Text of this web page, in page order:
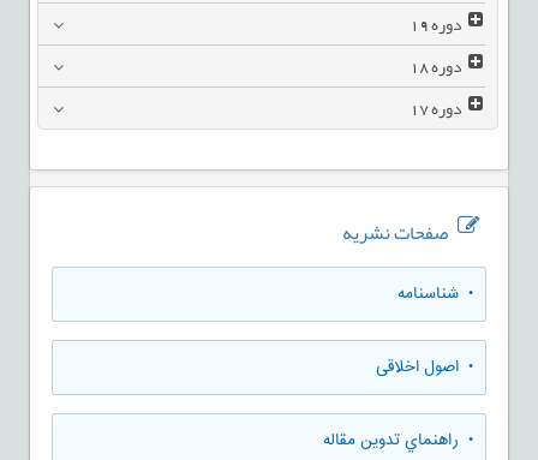
دوره19
دوره18
دوره17
صفحات نشریه
• شناسنامه
• اصول اخلاقی
• راهنماي تدوين مقاله